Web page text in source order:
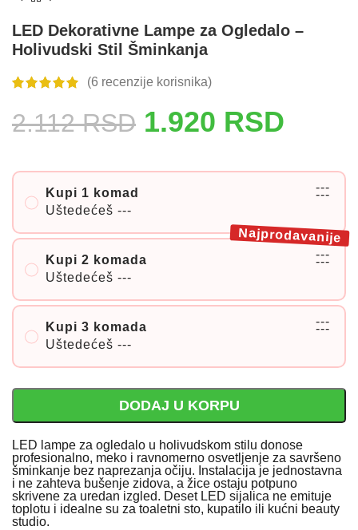
LED Dekorativne Lampe za Ogledalo –
Holivudski Stil Šminkanja
(6 recenzije korisnika)
2.112RSD 1.920 RSD
Kupi 1 komad
Uštedećeš ---
---
---
Kupi 2 komada
Uštedećeš ---
---
---
Najprodavanije
Kupi 3 komada
Uštedećeš ---
---
---
DODAJ U KORPU
LED lampe za ogledalo u holivudskom stilu donose
profesionalno, meko i ravnomerno osvetljenje za savršeno
šminkanje bez naprezanja očiju. Instalacija je jednostavna
i ne zahteva bušenje zidova, a žice ostaju potpuno
skrivene za uredan izgled. Deset LED sijalica ne emituje
toplotu i idealne su za toaletni sto, kupatilo ili kućni beauty
studio.